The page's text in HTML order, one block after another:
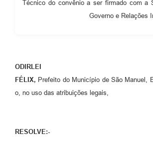
Técnico do convênio a ser firmado com a
Governo e Relações
ODIRLEI
FÉLIX, Prefeito do Município de São Manuel,
o, no uso das atribuições legais,
RESOLVE:-